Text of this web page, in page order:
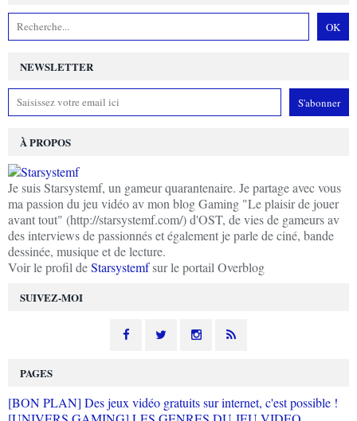
NEWSLETTER
SUIVEZ-MOI
À PROPOS
Je suis Starsystemf, un gameur quarantenaire. Je partage avec vous
ma passion du jeu vidéo av mon blog Gaming "Le plaisir de jouer
avant tout" (http://starsystemf.com/) d'OST, de vies de gameurs av
des interviews de passionnés et également je parle de ciné, bande
dessinée, musique et de lecture.
Voir le profil deStarsystemfsur le portail Overblog
PAGES
[BON PLAN] Des jeux vidéo gratuits sur internet, c'est possible !